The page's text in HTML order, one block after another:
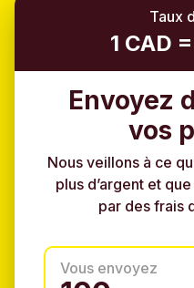
Taux
1 CAD
Envoyez
vos
Nous veillons à ce
plus d’argent et
par des frais
Vous envoyez